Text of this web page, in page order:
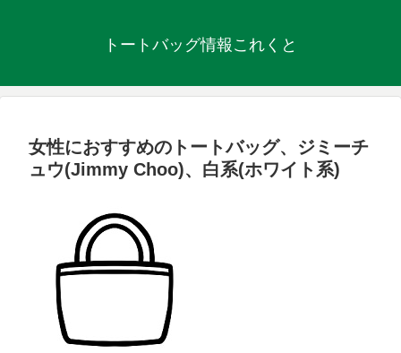
トートバッグ情報これくと
女性におすすめのトートバッグ、ジミーチ
ュウ(Jimmy Choo)、白系(ホワイト系)